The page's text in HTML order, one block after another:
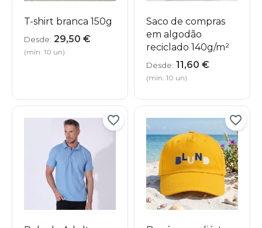
T-shirt branca 150g
Desde: 29,50 €
(mín. 10 un)
Saco de compras
em algodão
reciclado 140g/m²
Desde: 11,60 €
(mín. 10 un)